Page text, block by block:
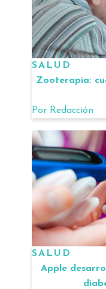
SALUD
Zooterapia:
Por Redacción
SALUD
Apple